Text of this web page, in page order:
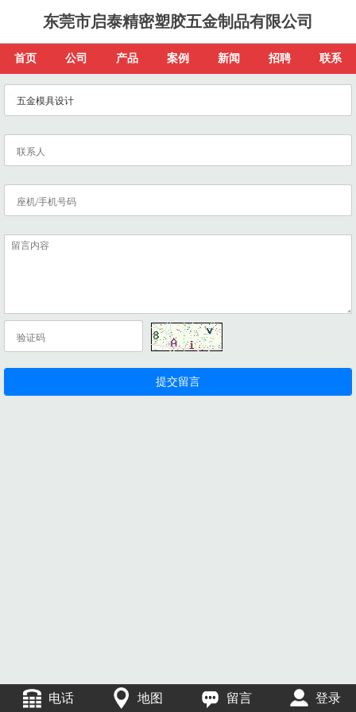
东莞市启泰精密塑胶五金制品有限公司
首页 公司 产品 案例 新闻 招聘 联系
电话 地图 留言 登录